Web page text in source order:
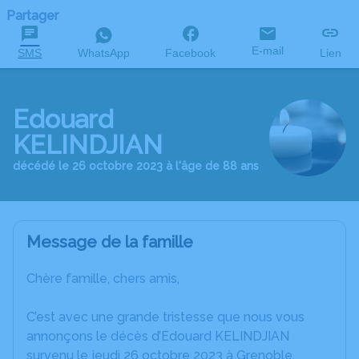
Partager
SMS WhatsApp Facebook E-mail Lien
Edouard
KELINDJIAN
décédé le 26 octobre 2023 à l'âge de 88 ans
Message de la famille
Chère famille, chers amis,
C’est avec une grande tristesse que nous vous
annonçons le décès d’Edouard KELINDJIAN
survenu le jeudi 26 octobre 2023 à Grenoble.